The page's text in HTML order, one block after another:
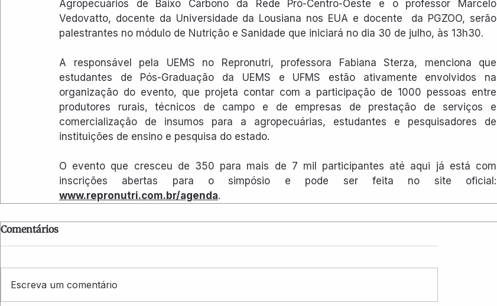
Agropecuários de Baixo Carbono da Rede Pró-Centro-Oeste e o professor Marcelo
Vedovatto, docente da Universidade da Lousiana nos EUA e docente  da PGZOO, serão
palestrantes no módulo de Nutrição e Sanidade que iniciará no dia 30 de julho, às 13h30.
A responsável pela UEMS no Repronutri, professora Fabiana Sterza, menciona que
estudantes de Pós-Graduação da UEMS e UFMS estão ativamente envolvidos na
organização do evento, que projeta contar com a participação de 1000 pessoas entre
produtores rurais, técnicos de campo e de empresas de prestação de serviços e
comercialização de insumos para a agropecuárias, estudantes e pesquisadores de
instituições de ensino e pesquisa do estado.
O evento que cresceu de 350 para mais de 7 mil participantes até aqui já está com
www.repronutri.com.br/agenda.
Comentários
Escreva um comentário